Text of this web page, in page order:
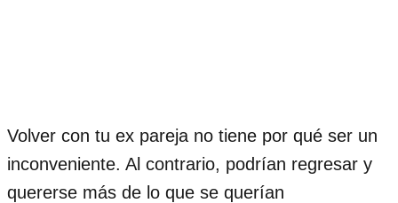
Volver con tu ex pareja no tiene por qué ser un
inconveniente. Al contrario, podrían regresar y
quererse más de lo que se querían